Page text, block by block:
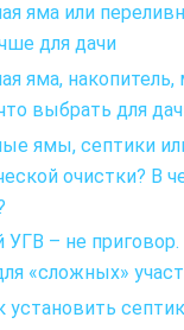
яма или
для дачи
яма, накопитель,
выбрать для
ямы, септики
очистки? В
УГВ – не
«сложных»
установить